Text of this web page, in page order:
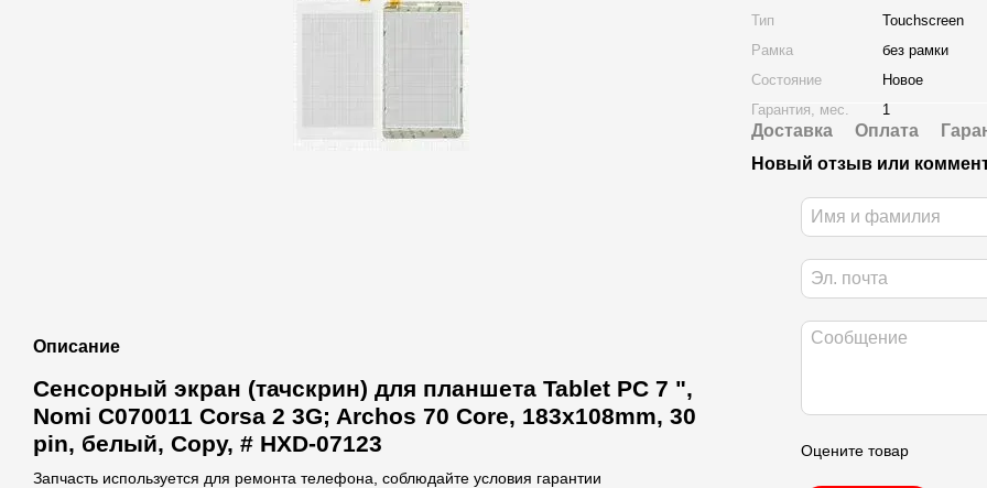
Описание
Сенсорный экран (тачскрин) для планшета Tablet PC 7 ",
Nomi C070011 Corsa 2 3G; Archos 70 Core, 183x108mm, 30
pin, белый, Сopy, # HXD-07123
Запчасть используется для ремонта телефона, соблюдайте условия гарантии
Тип
Touchscreen
Рамка
без рамки
Состояние
Новое
Гарантия, мес.
1
Доставка Оплата
Новый отзыв или
Оцените товар